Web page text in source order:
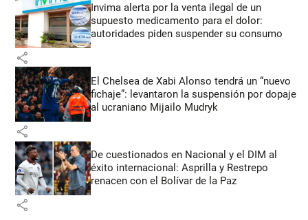
Invima alerta por la venta ilegal de un
supuesto medicamento para el dolor:
autoridades piden suspender su consumo
share
El Chelsea de Xabi Alonso tendrá un “nuevo
fichaje”: levantaron la suspensión por dopaje
al ucraniano Mijailo Mudryk
share
De cuestionados en Nacional y el DIM al
éxito internacional: Asprilla y Restrepo
renacen con el Bolívar de la Paz
share